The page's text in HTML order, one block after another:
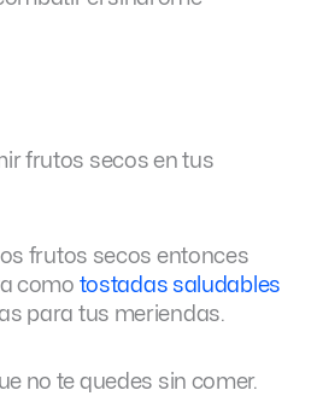
frutos secos en tus
frutos secos entonces
como tostadas saludables
para tus meriendas.
no te quedes sin comer.